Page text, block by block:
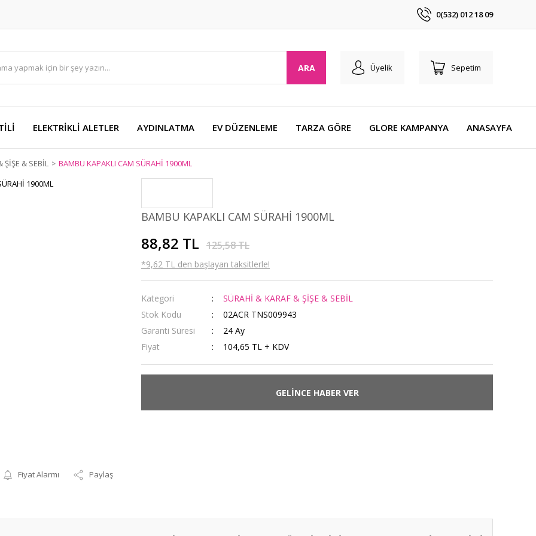
0(532) 012 18 09
ARA Üyelik Sepetim
ELEKTRİKLİ ALETLER AYDINLATMA EV DÜZENLEME TARZA GÖRE GLORE KAMPANYA ANASAYFA
ŞİŞE & SEBİL BAMBU KAPAKLI CAM SÜRAHİ 1900ML
Fiyat Alarmı Paylaş
BAMBU KAPAKLI CAM SÜRAHİ 1900ML
88,82 TL 125,58 TL
*9,62 TL den başlayan taksitlerle!
Kategori
SÜRAHİ & KARAF & ŞİŞE & SEBİL
Stok Kodu
02ACR TNS009943
Garanti Süresi
24 Ay
Fiyat
104,65 TL + KDV
GELİNCE HABER VER